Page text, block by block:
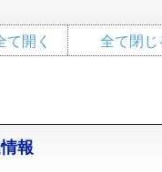
全て閉じ
て開く
報